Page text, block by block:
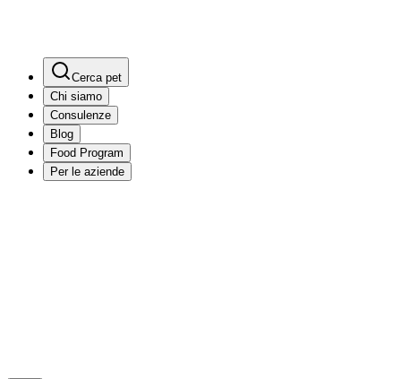
Cerca pet
Chi siamo
Consulenze
Blog
Food Program
Per le aziende